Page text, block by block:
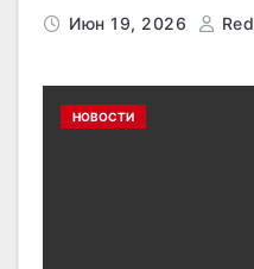
Июн 19, 2026
НОВОСТИ